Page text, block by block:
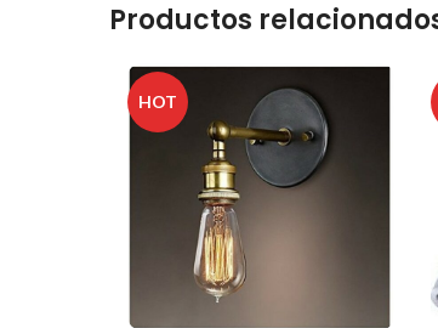
Productos
HOT